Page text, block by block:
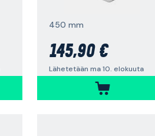
450 mm
145,90 €
Lähetetään ma 10. elokuuta